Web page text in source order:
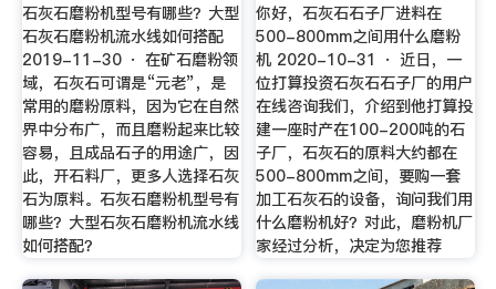
石灰石磨粉机型号有哪些？大型
石灰石磨粉机流水线如何搭配
2019-11-30 · 在矿石磨粉领
域，石灰石可谓是“元老”，是
常用的磨粉原料，因为它在自然
界中分布广，而且磨粉起来比较
容易，且成品石子的用途广，因
此，开石料厂，更多人选择石灰
石为原料。石灰石磨粉机型号有
哪些？大型石灰石磨粉机流水线
如何搭配？
你好，石灰石石子厂进料在
500-800mm之间用什么磨粉
机 2020-10-31 · 近日，一
位打算投资石灰石石子厂的用户
在线咨询我们，介绍到他打算投
建一座时产在100-200吨的石
子厂，石灰石的原料大约都在
500-800mm之间，要购一套
加工石灰石的设备，询问我们用
什么磨粉机好？对此，磨粉机厂
家经过分析，决定为您推荐